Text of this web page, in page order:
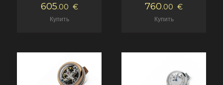
605.00 € 760.00 €